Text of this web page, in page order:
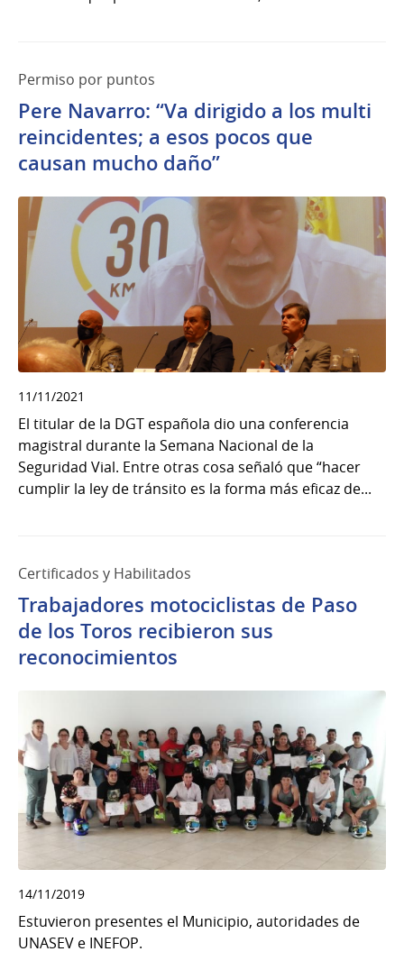
Permiso por puntos
Pere Navarro: “Va dirigido a los multi
reincidentes; a esos pocos que
causan mucho daño”
11/11/2021
El titular de la DGT española dio una conferencia
magistral durante la Semana Nacional de la
Seguridad Vial. Entre otras cosa señaló que “hacer
cumplir la ley de tránsito es la forma más eficaz de...
Certificados y Habilitados
Trabajadores motociclistas de Paso
de los Toros recibieron sus
reconocimientos
14/11/2019
Estuvieron presentes el Municipio, autoridades de
UNASEV e INEFOP.